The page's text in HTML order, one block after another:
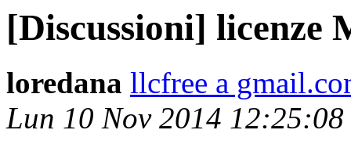
[Discussioni] licenze
loredana llcfree a
Lun 10 Nov 2014 12:25:08